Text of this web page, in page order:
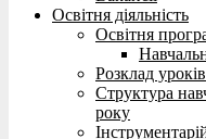
Освітня діяльність
Освітня
Розклад уроків
Структура
року